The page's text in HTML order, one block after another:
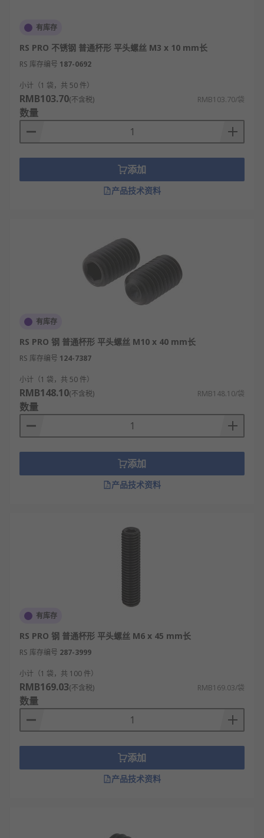
有库存
RS PRO 不锈钢 普通杯形 平头螺丝 M3 x 10 mm长
RS 库存编号 187-0692
小计（1 袋，共 50 件）
RMB103.70(不含税) RMB103.70/袋
数量
添加
产品技术资料
有库存
RS PRO 钢 普通杯形 平头螺丝 M10 x 40 mm长
RS 库存编号 124-7387
小计（1 袋，共 50 件）
RMB148.10(不含税) RMB148.10/袋
数量
添加
产品技术资料
有库存
RS PRO 钢 普通杯形 平头螺丝 M6 x 45 mm长
RS 库存编号 287-3999
小计（1 袋，共 100 件）
RMB169.03(不含税) RMB169.03/袋
数量
添加
产品技术资料